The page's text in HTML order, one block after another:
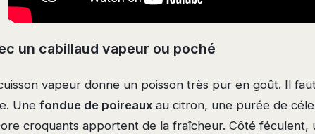
un cabillaud vapeur ou poché
vapeur donne un poisson très pur en goût. Il
Une fondue de poireaux au citron, une purée de
croquants apportent de la fraîcheur. Côté féculent,